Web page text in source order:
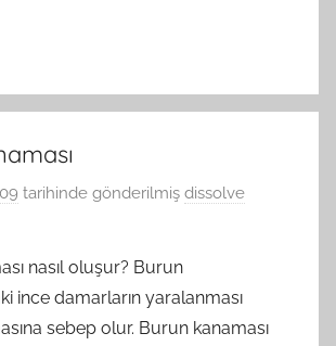
tarihinde gönderilmiş dissolve
nasıl oluşur? Burun
ince damarların yaralanması
sebep olur. Burun kanaması